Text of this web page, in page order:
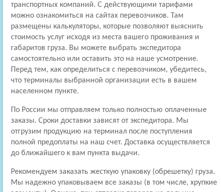
транспортных компаний. С действующими тарифами
можно ознакомиться на сайтах перевозчиков. Там
размещены калькуляторы, которые позволяют выяснить
стоимость услуг исходя из места вашего проживания и
габаритов груза. Вы можете выбрать экспедитора
самостоятельно или оставить это на наше усмотрение.
Перед тем, как определиться с перевозчиком, убедитесь,
что терминалы выбранной организации есть в вашем
населенном пункте.
По России мы отправляем только полностью оплаченные
заказы. Сроки доставки зависят от экспедитора. Мы
отгрузим продукцию на терминал после поступления
полной предоплаты на наш счет. Доставка осуществляется
до ближайшего к вам пункта выдачи.
Рекомендуем заказать жесткую упаковку (обрешетку) груза.
Мы надежно упаковываем все заказы (в том числе, хрупкие